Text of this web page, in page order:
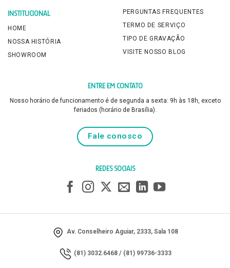
INSTITUCIONAL
HOME
NOSSA HISTÓRIA
SHOWROOM
PERGUNTAS FREQUENTES
TERMO DE SERVIÇO
TIPO DE GRAVAÇÃO
VISITE NOSSO BLOG
ENTRE EM CONTATO
Nosso horário de funcionamento é de segunda a sexta: 9h às 18h, exceto
feriados (horário de Brasília).
Fale conosco
REDES SOCIAIS
Av. Conselheiro Aguiar, 2333, Sala 108
(81) 3032.6468/ (81) 99736-3333